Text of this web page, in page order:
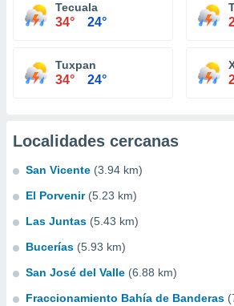
Tecuala
34° 24°
Tuxpan
34° 24°
Localidades cercanas
San Vicente (3.94 km)
El Porvenir (5.23 km)
Las Juntas (5.43 km)
Bucerías (5.93 km)
San José del Valle (6.88 km)
Fraccionamiento Bahía de Banderas